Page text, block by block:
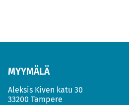
MYYMÄLÄ
Aleksis Kiven katu 30
33200 Tampere